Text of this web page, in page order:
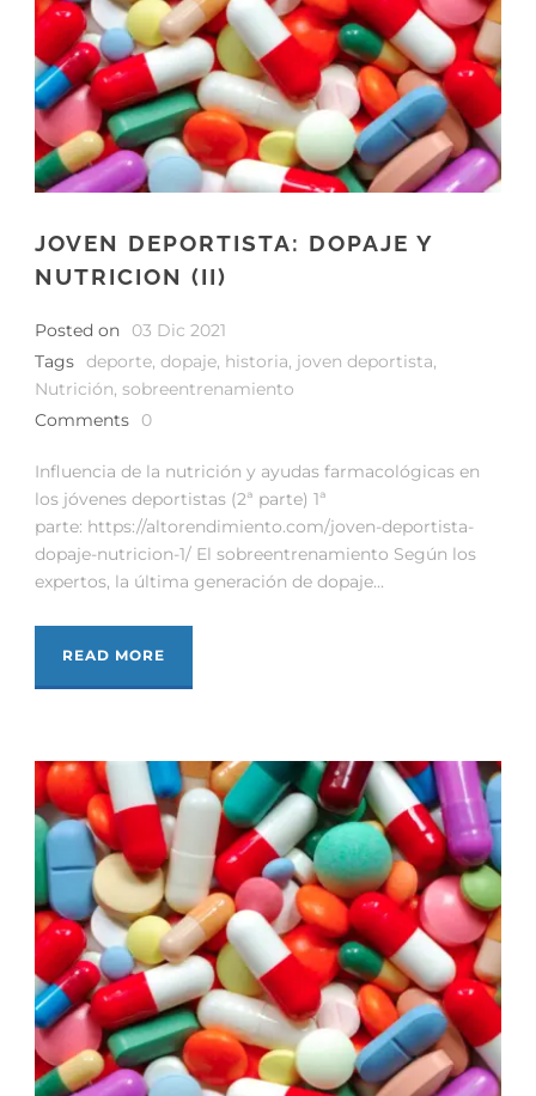
JOVEN DEPORTISTA: DOPAJE Y
NUTRICION (II)
Posted on
03 Dic 2021
Tags deporte, dopaje, historia, joven deportista,
Nutrición, sobreentrenamiento
Comments
0
Influencia de la nutrición y ayudas farmacológicas en
los jóvenes deportistas (2ª parte) 1ª
parte: https://altorendimiento.com/joven-deportista-
dopaje-nutricion-1/ El sobreentrenamiento Según los
expertos, la última generación de dopaje...
READ MORE